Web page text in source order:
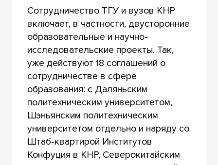
Сотрудничество ТГУ и вузов КНР
включает, в частности, двусторонние
образовательные и научно-
исследовательские проекты. Так,
уже действуют 18 соглашений о
сотрудничестве в сфере
образования: с Даляньским
политехническим университетом,
Шэньянским политехническим
университетом отдельно и наряду со
Штаб-квартирой Институтов
Конфуция в КНР, Северокитайским